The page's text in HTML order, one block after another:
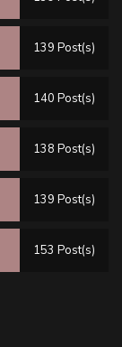
139 Post(s)
140 Post(s)
138 Post(s)
139 Post(s)
153 Post(s)